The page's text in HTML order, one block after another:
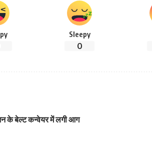
Sleepy
0
के बेल्ट कन्वेयर में लगी आग